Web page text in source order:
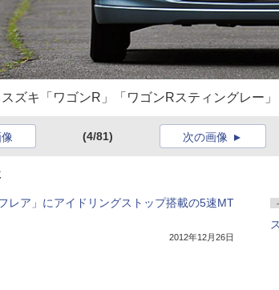
ズキ「ワゴンR」「ワゴンRスティングレー
(4/81) 次の画像
レア」にアイドリングストップ搭載の5速MT
2012年12月26日